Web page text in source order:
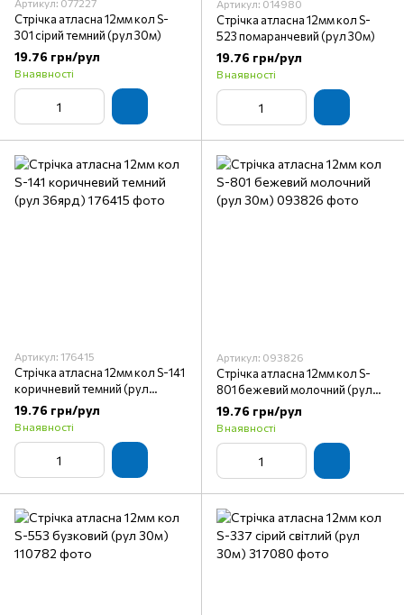
Артикул: 077227
Стрічка атласна 12мм кол S-
301 сірий темний (рул 30м)
19.76 грн/рул
В наявності
Артикул: 014980
Стрічка атласна 12мм кол S-
523 помаранчевий (рул 30м)
19.76 грн/рул
В наявності
Артикул: 176415
Стрічка атласна 12мм кол S-141
коричневий темний (рул
36ярд)
19.76 грн/рул
В наявності
Артикул: 093826
Стрічка атласна 12мм кол S-
801 бежевий молочний (рул
30м)
19.76 грн/рул
В наявності